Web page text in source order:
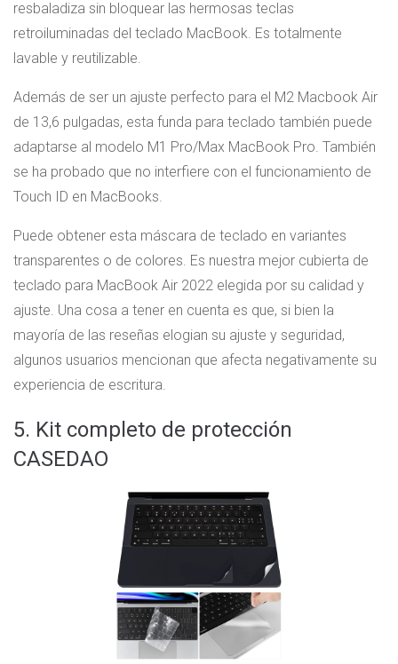
resbaladiza sin bloquear las hermosas teclas
retroiluminadas del teclado MacBook. Es totalmente
lavable y reutilizable.
Además de ser un ajuste perfecto para el M2 Macbook Air
de 13,6 pulgadas, esta funda para teclado también puede
adaptarse al modelo M1 Pro/Max MacBook Pro. También
se ha probado que no interfiere con el funcionamiento de
Touch ID en MacBooks.
Puede obtener esta máscara de teclado en variantes
transparentes o de colores. Es nuestra mejor cubierta de
teclado para MacBook Air 2022 elegida por su calidad y
ajuste. Una cosa a tener en cuenta es que, si bien la
mayoría de las reseñas elogian su ajuste y seguridad,
algunos usuarios mencionan que afecta negativamente su
experiencia de escritura.
5. Kit completo de protección
CASEDAO